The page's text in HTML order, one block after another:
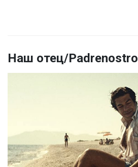
Наш отец/Padrenostro